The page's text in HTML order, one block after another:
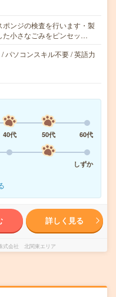
ポンジの検査を行います・製
た小さなごみをピンセッ…
パソコンスキル不要 / 英語力
40代 50代
60代
しずか
詳しく見る
式会社 北関東エリア